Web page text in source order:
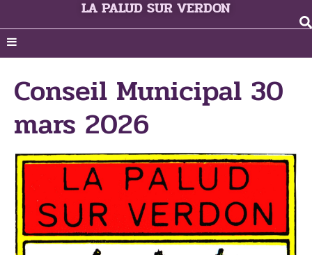
LA PALUD SUR VERDON
Conseil Municipal 30
mars 2026